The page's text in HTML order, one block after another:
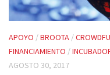
APOYO /BROOTA /
FINANCIAMIENTO /
AGOSTO 30, 2017